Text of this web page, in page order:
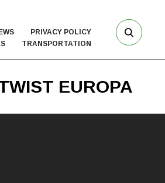
PRIVACY POLICY
TRANSPORTATION
EUROPA